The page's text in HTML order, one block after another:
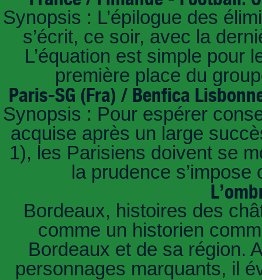
Synopsis : L’épilogue des
s’écrit, ce soir, avec la
L’équation est simple pour
première place du
Paris-SG (Fra) / Benfica
Synopsis : Pour espérer
acquise après un large
1), les Parisiens doivent se
la prudence
Bordeaux, histoires des
comme un historien
Bordeaux et de sa région.
personnages marquants, il